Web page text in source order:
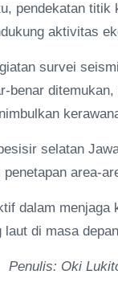
pendekatan
aktivitas
survei
selatan
area-
dalam
laut di masa
Penulis: Oki